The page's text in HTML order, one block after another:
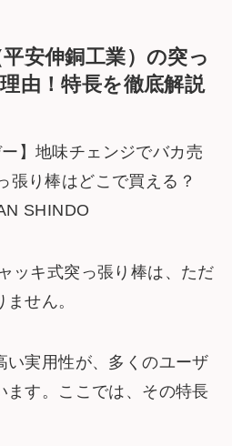
安伸銅工業） の突っ
由！特長を徹底解説
ッキ式突っ張り棒は、ただ
せん。
い実用性が、多くのユーザ
ます。ここでは、その特長